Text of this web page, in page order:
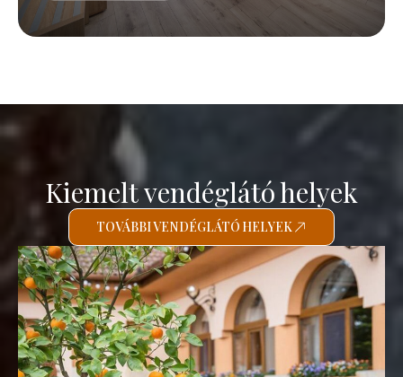
Kiemelt vendéglátó helyek
TOVÁBBI VENDÉGLÁTÓ HELYEK